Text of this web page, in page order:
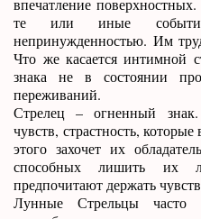
те или иные
непринужденностью. Им
Что же касается интимной
знака не в состоянии
переживаний.
Стрелец – огненный
чувств, страстность,
этого захочет их
способных лишить их
предпочитают держать
Лунные Стрельцы часто